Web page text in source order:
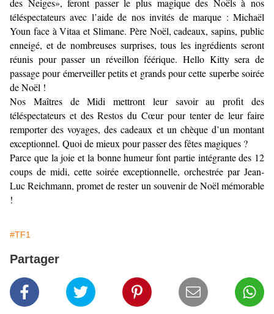
des Neiges», feront passer le plus magique des Noëls à nos
téléspectateurs avec l’aide de nos invités de marque : Michaël
Youn face à Vitaa et Slimane. Père Noël, cadeaux, sapins, public
enneigé, et de nombreuses surprises, tous les ingrédients seront
réunis pour passer un réveillon féérique. Hello Kitty sera de
passage pour émerveiller petits et grands pour cette superbe soirée
de Noël !
Nos Maîtres de Midi mettront leur savoir au profit des
téléspectateurs et des Restos du Cœur pour tenter de leur faire
remporter des voyages, des cadeaux et un chèque d’un montant
exceptionnel. Quoi de mieux pour passer des fêtes magiques ?
Parce que la joie et la bonne humeur font partie intégrante des 12
coups de midi, cette soirée exceptionnelle, orchestrée par Jean-
Luc Reichmann, promet de rester un souvenir de Noël mémorable
!
#TF1
Partager